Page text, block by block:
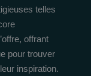
telles
offrant
pour trouver
inspiration.